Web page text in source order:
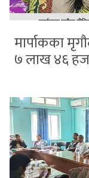
मार्पाकका
७ लाख ४६